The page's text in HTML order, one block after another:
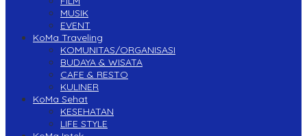
MUSIK
EVENT
KoMa Traveling
KOMUNITAS/ORGANISASI
BUDAYA & WISATA
CAFE & RESTO
KULINER
KoMa Sehat
KESEHATAN
LIFE STYLE